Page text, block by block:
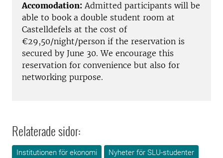
Accomodation: Admitted participants will be
able to book a double student room at
Castelldefels at the cost of
€29,50/night/person if the reservation is
secured by June 30. We encourage this
reservation for convenience but also for
networking purpose.
Relaterade sidor:
Institutionen för ekonomi Nyheter för SLU-studenter